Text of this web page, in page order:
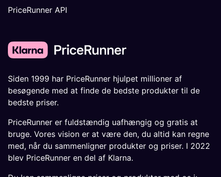
PriceRunner API
Siden 1999 har PriceRunner hjulpet millioner af
besøgende med at finde de bedste produkter til de
bedste priser.
PriceRunner er fuldstændig uafhængig og gratis at
bruge. Vores vision er at være den, du altid kan regne
med, når du sammenligner produkter og priser. I 2022
blev PriceRunner en del af Klarna.